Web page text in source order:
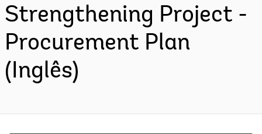
Strengthening Project -
Procurement Plan
(Inglês)